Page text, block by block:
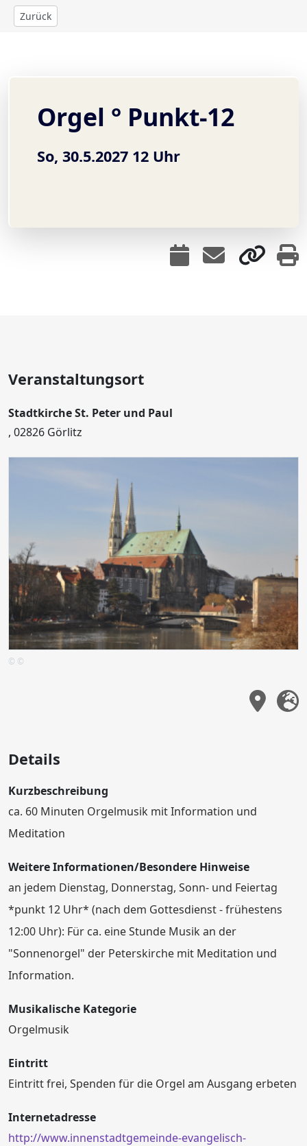
Zurück
Orgel ° Punkt-12
So, 30.5.2027 12 Uhr
Veranstaltungsort
Stadtkirche St. Peter und Paul
, 02826 Görlitz
© ©
Details
Kurzbeschreibung
ca. 60 Minuten Orgelmusik mit Information und
Meditation
Weitere Informationen/Besondere Hinweise
an jedem Dienstag, Donnerstag, Sonn- und Feiertag
*punkt 12 Uhr* (nach dem Gottesdienst - frühestens
12:00 Uhr): Für ca. eine Stunde Musik an der
"Sonnenorgel" der Peterskirche mit Meditation und
Information.
Musikalische Kategorie
Orgelmusik
Eintritt
Eintritt frei, Spenden für die Orgel am Ausgang erbeten
Internetadresse
http://www.innenstadtgemeinde-evangelisch-